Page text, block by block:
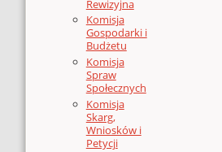
Rewizyjna
Komisja
Gospodarki i
Budżetu
Komisja
Spraw
Społecznych
Komisja
Skarg,
Wniosków i
Petycji